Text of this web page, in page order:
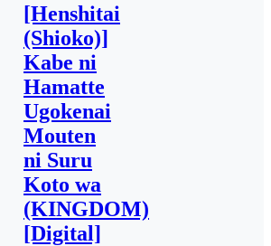
[Henshitai
(Shioko)]
Kabe ni
Hamatte
Ugokenai
Mouten
ni Suru
Koto wa
(KINGDOM)
[Digital]